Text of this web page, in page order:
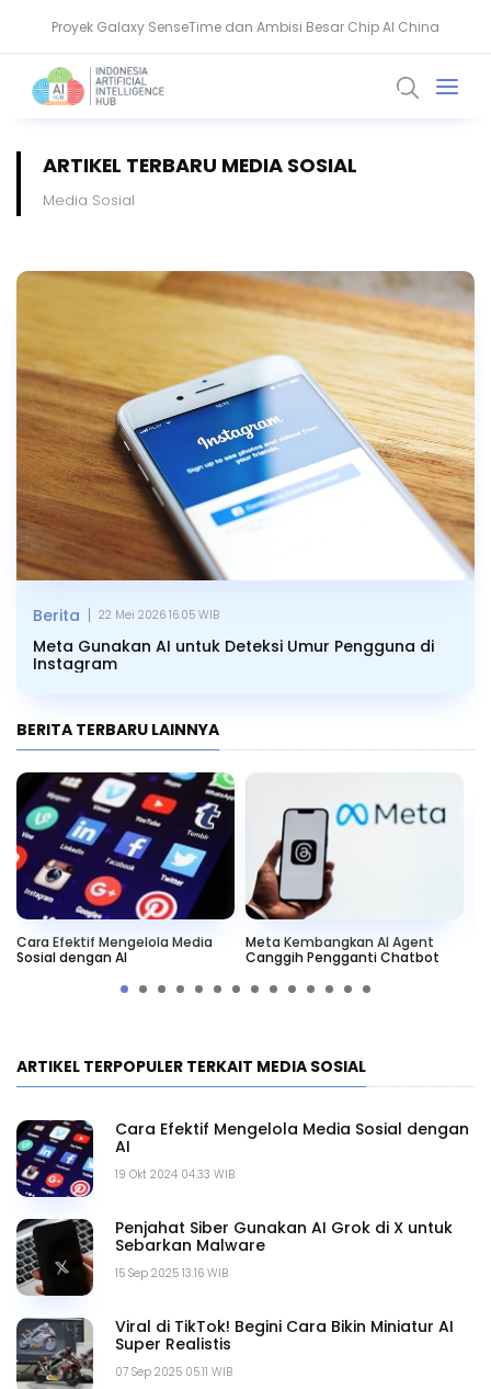
Proyek Galaxy SenseTime dan Ambisi Besar Chip AI China
Nvidia Kembangkan Physical AI untuk Latih Robot Medis
ARTIKEL TERBARU MEDIA SOSIAL
Media Sosial
Meta Gunakan AI untuk Deteksi Umur Pengguna di
Instagram
Berita | 22 Mei 2026 16.05 WIB
BERITA TERBARU LAINNYA
Cara Efektif Mengelola Media
Sosial dengan AI
Meta Kembangkan AI Agent
Canggih Pengganti Chatbot
ARTIKEL TERPOPULER TERKAIT MEDIA SOSIAL
19 Okt 2024 04.33 WIB
Cara Efektif Mengelola Media Sosial dengan
AI
15 Sep 2025 13.16 WIB
Penjahat Siber Gunakan AI Grok di X untuk
Sebarkan Malware
07 Sep 2025 05.11 WIB
Viral di TikTok! Begini Cara Bikin Miniatur AI
Super Realistis